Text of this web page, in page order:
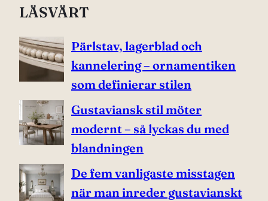
LÄSVÄRT
Pärlstav, lagerblad och
kannelering – ornamentiken
som definierar stilen
Gustaviansk stil möter
modernt – så lyckas du med
blandningen
De fem vanligaste misstagen
när man inreder gustavianskt